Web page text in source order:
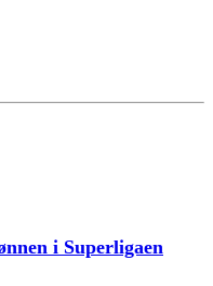
i Superligaen